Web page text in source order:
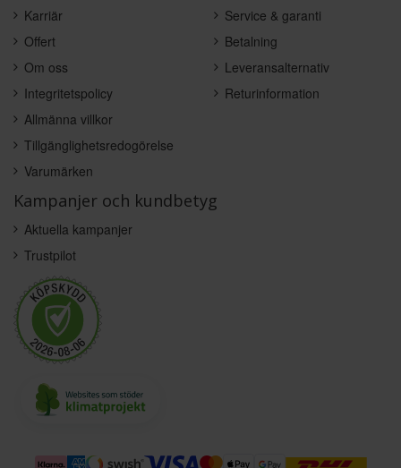
Karriär
Offert
Om oss
Integritetspolicy
Allmänna villkor
Tillgänglighetsredogörelse
Varumärken
Service & garanti
Betalning
Leveransalternativ
Returinformation
Kampanjer och kundbetyg
Aktuella kampanjer
Trustpilot